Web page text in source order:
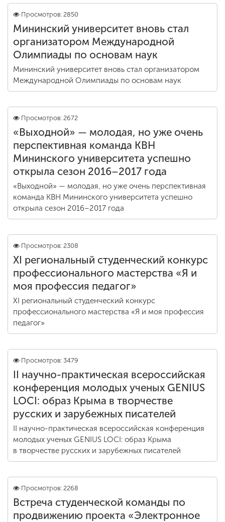
Просмотров: 2850
Мининский университет вновь стал
организатором Международной
Олимпиады по основам наук
Мининский университет вновь стал организатором
Международной Олимпиады по основам наук
Просмотров: 2672
«Выходной» — молодая, но уже очень
перспективная команда КВН
Мининского университета успешно
открыла сезон 2016–2017 года
«Выходной» — молодая, но уже очень перспективная
команда КВН Мининского университета успешно
открыла сезон 2016–2017 года
Просмотров: 2308
XI региональный студенческий конкурс
профессионального мастерства «Я и
моя профессия педагог»
XI региональный студенческий конкурс
профессионального мастерства «Я и моя профессия
педагог»
Просмотров: 3479
II научно-практическая всероссийская
конференция молодых ученых GENIUS
LOCI: образ Крыма в творчестве
русских и зарубежных писателей
II научно-практическая всероссийская конференция
молодых ученых GENIUS LOCI: образ Крыма
в творчестве русских и зарубежных писателей
Просмотров: 2268
Встреча студенческой команды по
продвижению проекта «Электронное